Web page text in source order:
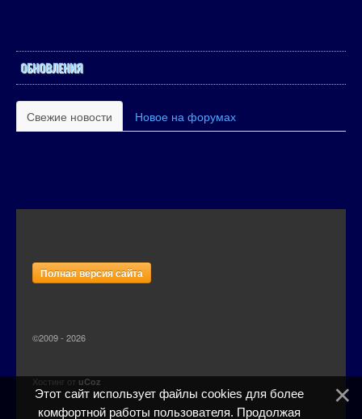
ОБНОВЛЕНИЯ
Свежие новости Новое на форумах
Полная версия сайта
©2009 - 2026
Хостинг от uCoz
Этот сайт использует файлы cookies для более
комфортной работы пользователя. Продолжая